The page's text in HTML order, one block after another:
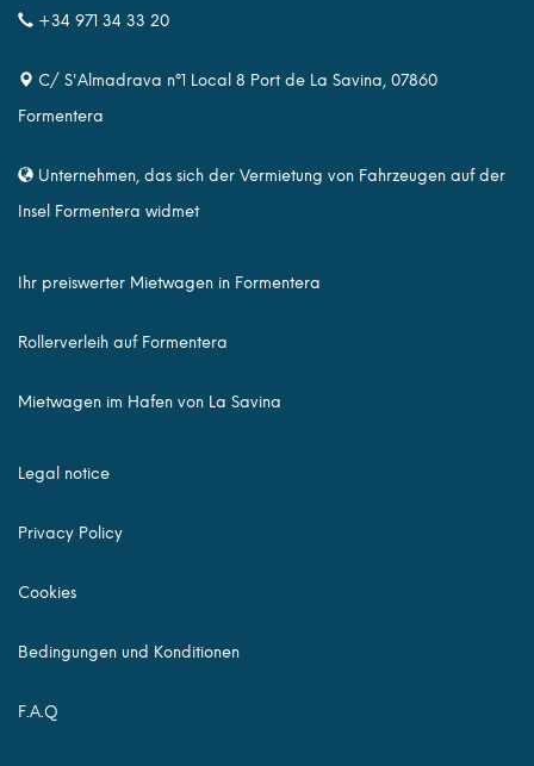
+34 971 34 33 20
C/ S'Almadrava nº1 Local 8 Port de La Savina, 07860
Formentera
Unternehmen, das sich der Vermietung von Fahrzeugen auf der
Insel Formentera widmet
Ihr preiswerter Mietwagen in Formentera
Rollerverleih auf Formentera
Mietwagen im Hafen von La Savina
Legal notice
Privacy Policy
Cookies
Bedingungen und Konditionen
F.A.Q